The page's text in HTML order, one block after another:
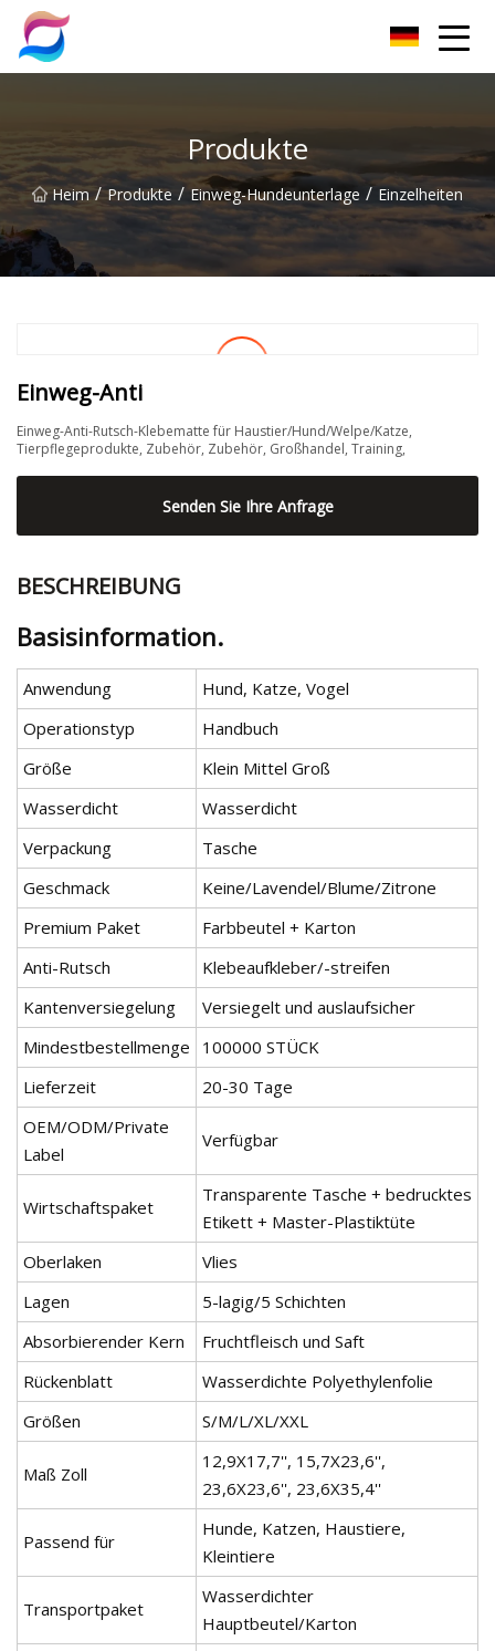
Produkte
Heim / Produkte / Einweg-Hundeunterlage / Einzelheiten
Einweg-Anti
Einweg-Anti-Rutsch-Klebematte für Haustier/Hund/Welpe/Katze,
Tierpflegeprodukte, Zubehör, Zubehör, Großhandel, Training,
Senden Sie Ihre Anfrage
BESCHREIBUNG
Basisinformation.
Anwendung
Hund, Katze, Vogel
Operationstyp
Handbuch
Größe
Klein Mittel Groß
Wasserdicht
Wasserdicht
Verpackung
Tasche
Geschmack
Keine/Lavendel/Blume/Zitrone
Premium Paket
Farbbeutel + Karton
Anti-Rutsch
Klebeaufkleber/-streifen
Kantenversiegelung
Versiegelt und auslaufsicher
Mindestbestellmenge
100000 STÜCK
Lieferzeit
20-30 Tage
OEM/ODM/Private
Label
Verfügbar
Wirtschaftspaket
Transparente Tasche + bedrucktes
Etikett + Master-Plastiktüte
Oberlaken
Vlies
Lagen
5-lagig/5 Schichten
Absorbierender Kern
Fruchtfleisch und Saft
Rückenblatt
Wasserdichte Polyethylenfolie
Größen
S/M/L/XL/XXL
Maß Zoll
12,9X17,7'', 15,7X23,6'',
23,6X23,6'', 23,6X35,4''
Passend für
Hunde, Katzen, Haustiere,
Kleintiere
Transportpaket
Wasserdichter
Hauptbeutel/Karton